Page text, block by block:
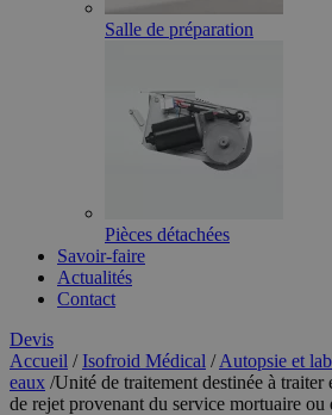
Salle de préparation
Pièces détachées
Savoir-faire
Actualités
Contact
Devis
Accueil /Isofroid Médical /Autopsie et
eaux /Unité de traitement destinée à traiter
de rejet provenant du service mortuaire ou